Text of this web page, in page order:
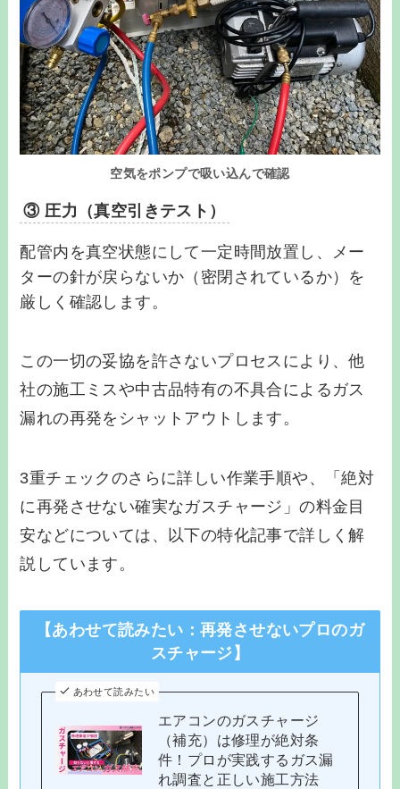
空気をポンプで吸い込んで確認
③ 圧力（真空引きテスト）
配管内を真空状態にして一定時間放置し、メー
ターの針が戻らないか（密閉されているか）を
厳しく確認します。
この一切の妥協を許さないプロセスにより、他
社の施工ミスや中古品特有の不具合によるガス
漏れの再発をシャットアウトします。
3重チェックのさらに詳しい作業手順や、「絶対
に再発させない確実なガスチャージ」の料金目
安などについては、以下の特化記事で詳しく解
説しています。
【あわせて読みたい：再発させないプロのガ
スチャージ】
あわせて読みたい
エアコンのガスチャージ
（補充）は修理が絶対条
件！プロが実践するガス漏
れ調査と正しい施工方法